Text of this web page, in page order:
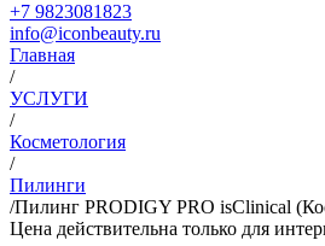
+7 9823081823
info@iconbeauty.ru
Главная
/
УСЛУГИ
/
Косметология
/
Пилинги
/Пилинг PRODIGY PRO isClinical
Цена действительна только для